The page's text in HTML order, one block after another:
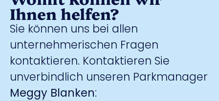
Ihnen helfen?
Sie können uns bei allen
unternehmerischen Fragen
kontaktieren. Kontaktieren Sie
unverbindlich unseren Parkmanager
Meggy Blanken: